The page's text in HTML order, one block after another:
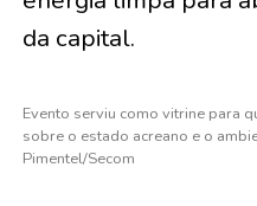
da capital.
Evento serviu como vitrine para
sobre o estado acreano e o
Pimentel/Secom